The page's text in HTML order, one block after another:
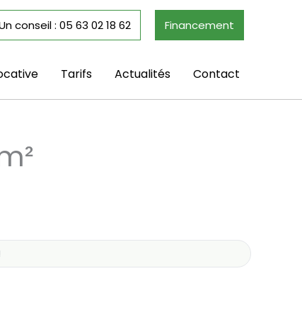
conseil : 05 63 02 18 62 Financement
Tarifs Actualités Contact